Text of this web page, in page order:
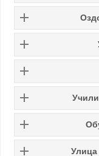
Улица